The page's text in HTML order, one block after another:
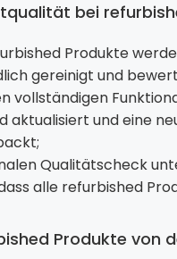
bei
Produkte
gereinigt und
vollständigen
aktualisiert und eine
Qualitätscheck
alle refurbished
Produkte von